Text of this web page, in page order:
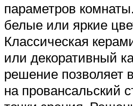
параметров
белые или яркие
Классическая
или декоративный
решение позволяет
на провансальский